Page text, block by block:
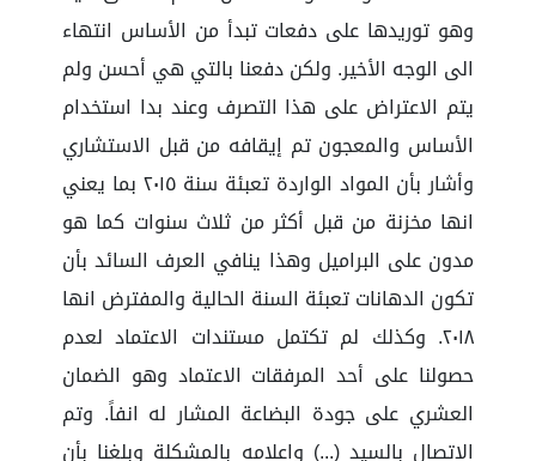
وهو توريدها على دفعات تبدأ من الأساس انتهاء
الى الوجه الأخير. ولكن دفعنا بالتي هي أحسن ولم
يتم الاعتراض على هذا التصرف وعند بدا استخدام
الأساس والمعجون تم إيقافه من قبل الاستشاري
وأشار بأن المواد الواردة تعبئة سنة ٢٠١٥ بما يعني
انها مخزنة من قبل أكثر من ثلاث سنوات كما هو
مدون على البراميل وهذا ينافي العرف السائد بأن
تكون الدهانات تعبئة السنة الحالية والمفترض انها
٢٠١٨. وكذلك لم تكتمل مستندات الاعتماد لعدم
حصولنا على أحد المرفقات الاعتماد وهو الضمان
العشري على جودة البضاعة المشار له انفاً. وتم
الاتصال بالسيد (...) واعلامه بالمشكلة وبلغنا بأن